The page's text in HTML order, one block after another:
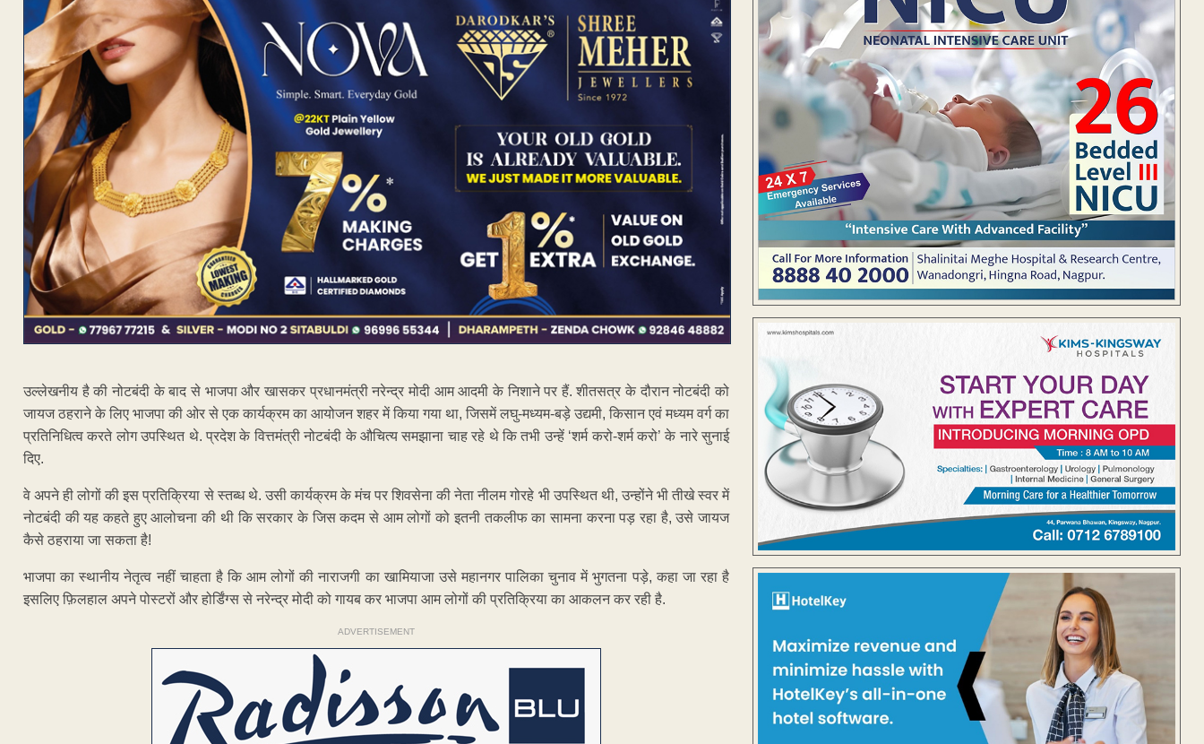
उल्लेखनीय है की नोटबंदी के बाद से भाजपा और खासकर प्रधानमंत्री नरेन्द्र मोदी आम आदमी के निशाने पर हैं. शीतसत्र के दौरान नोटबंदी को
जायज ठहराने के लिए भाजपा की ओर से एक कार्यक्रम का आयोजन शहर में किया गया था, जिसमें लघु-मध्यम-बड़े उद्यमी, किसान एवं मध्यम वर्ग का
प्रतिनिधित्व करते लोग उपस्थित थे. प्रदेश के वित्तमंत्री नोटबंदी के औचित्य समझाना चाह रहे थे कि तभी उन्हें ‘शर्म करो-शर्म करो’ के नारे सुनाई
दिए.
वे अपने ही लोगों की इस प्रतिक्रिया से स्तब्ध थे. उसी कार्यक्रम के मंच पर शिवसेना की नेता नीलम गोरहे भी उपस्थित थी, उन्होंने भी तीखे स्वर में
नोटबंदी की यह कहते हुए आलोचना की थी कि सरकार के जिस कदम से आम लोगों को इतनी तकलीफ का सामना करना पड़ रहा है, उसे जायज
कैसे ठहराया जा सकता है!
भाजपा का स्थानीय नेतृत्व नहीं चाहता है कि आम लोगों की नाराजगी का खामियाजा उसे महानगर पालिका चुनाव में भुगतना पड़े, कहा जा रहा है
इसलिए फ़िलहाल अपने पोस्टरों और होर्डिंग्स से नरेन्द्र मोदी को गायब कर भाजपा आम लोगों की प्रतिक्रिया का आकलन कर रही है.
ADVERTISEMENT